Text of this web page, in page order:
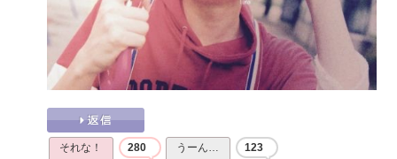
それな！ 280 うーん… 123